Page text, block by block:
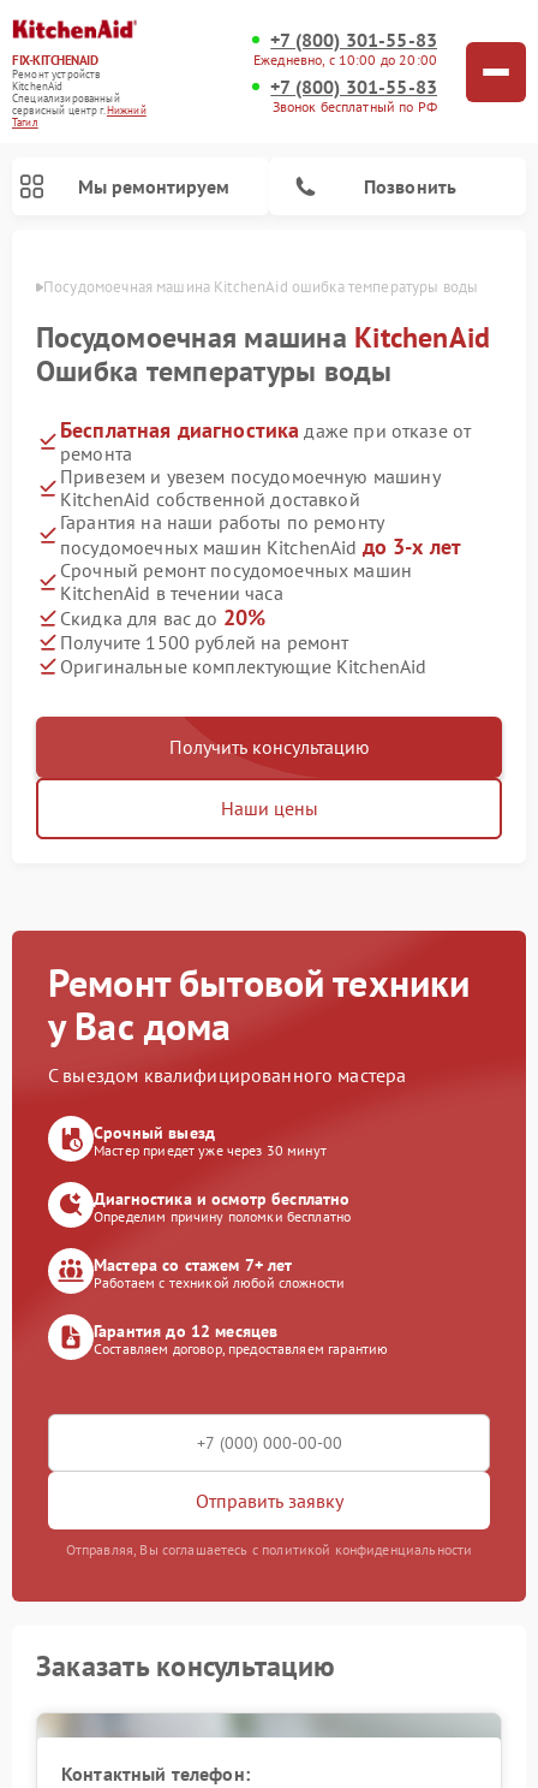
FIX-KITCHENAID
Ремонт устройств
KitchenAid
Специализированный
cервисный центр г.Нижний
Тагил
+7 (800) 301-55-83
Ежедневно, с 10:00 до 20:00
+7 (800) 301-55-83
Звонок бесплатный по РФ
Мы ремонтируем Позвонить
Посудомоечная машина KitchenAid ошибка температуры воды
Посудомоечная машина KitchenAid
Ошибка температуры воды
Бесплатная диагностика даже при отказе от
ремонта
Привезем и увезем посудомоечную машину
KitchenAid собственной доставкой
Гарантия на наши работы по ремонту
посудомоечных машин KitchenAid до 3-х лет
Срочный ремонт посудомоечных машин
KitchenAid в течении часа
Скидка для вас до 20%
Получите 1500 рублей на ремонт
Оригинальные комплектующие KitchenAid
Получить консультацию
Наши цены
Ремонт бытовой техники
у Вас дома
С выездом квалифицированного мастера
Срочный выезд
Мастер приедет уже через 30 минут
Диагностика и осмотр бесплатно
Определим причину поломки бесплатно
Мастера со стажем 7+ лет
Работаем с техникой любой сложности
Гарантия до 12 месяцев
Составляем договор, предоставляем гарантию
Отправить заявку
Отправляя, Вы соглашаетесь с политикой конфиденциальности
Заказать консультацию
Контактный телефон: